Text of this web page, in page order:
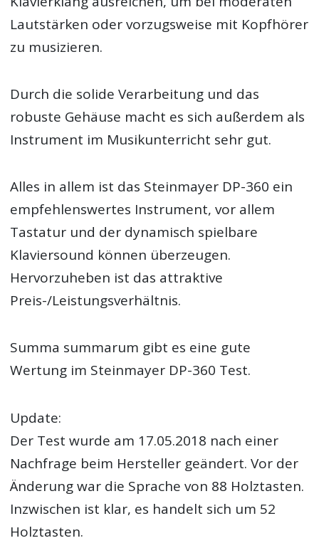
Lautstärken oder vorzugsweise mit Kopfhörer
zu musizieren.
Durch die solide Verarbeitung und das
robuste Gehäuse macht es sich außerdem als
Instrument im Musikunterricht sehr gut.
Alles in allem ist das Steinmayer DP-360 ein
empfehlenswertes Instrument, vor allem
Tastatur und der dynamisch spielbare
Klaviersound können überzeugen.
Hervorzuheben ist das attraktive
Preis-/Leistungsverhältnis.
Summa summarum gibt es eine gute
Wertung im Steinmayer DP-360 Test.
Update:
Der Test wurde am 17.05.2018 nach einer
Nachfrage beim Hersteller geändert. Vor der
Änderung war die Sprache von 88 Holztasten.
Inzwischen ist klar, es handelt sich um 52
Holztasten.